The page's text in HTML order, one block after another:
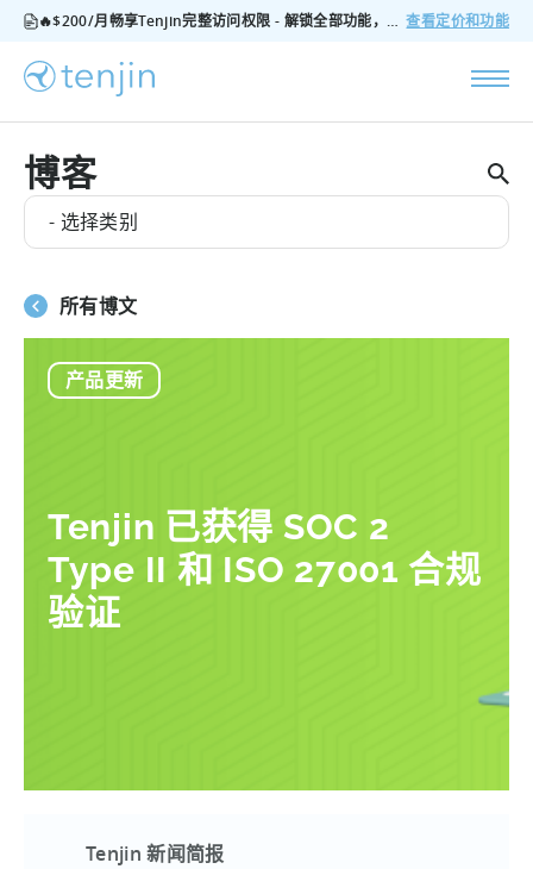
🔥$200/月畅享Tenjin完整访问权限 - 解锁全部功能，无隐藏费用，随时可取消 查看定价和功能
博客
- 选择类别
所有博文
产品更新
Tenjin 已获得 SOC 2
Type II 和 ISO 27001 合规
验证
Tenjin 新闻简报